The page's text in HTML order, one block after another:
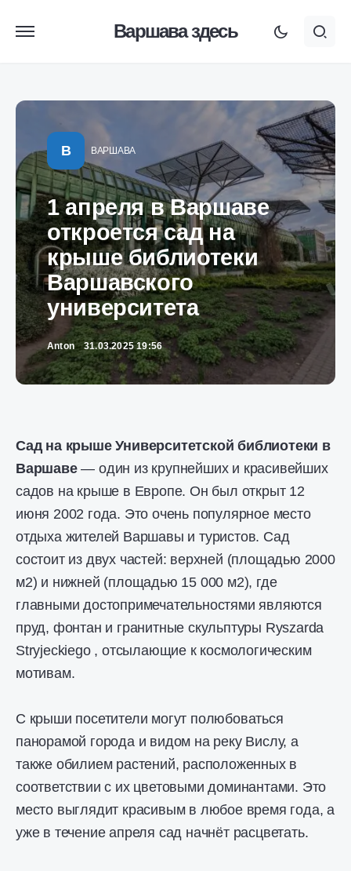
Варшава здесь
В ВАРШАВА
1 апреля в Варшаве
откроется сад на
крыше библиотеки
Варшавского
университета
Anton 31.03.2025 19:56
Сад на крыше Университетской библиотеки в
Варшаве— один из крупнейших и красивейших
садов на крыше в Европе. Он был открыт 12
июня 2002 года. Это очень популярное место
отдыха жителей Варшавы и туристов. Сад
состоит из двух частей: верхней (площадью 2000
м2) и нижней (площадью 15 000 м2), где
главными достопримечательностями являются
пруд, фонтан и гранитные скульптуры Ryszarda
Stryjeckiego , отсылающие к космологическим
мотивам.
С крыши посетители могут полюбоваться
панорамой города и видом на реку Вислу, а
также обилием растений, расположенных в
соответствии с их цветовыми доминантами. Это
место выглядит красивым в любое время года, а
уже в течение апреля сад начнёт расцветать.